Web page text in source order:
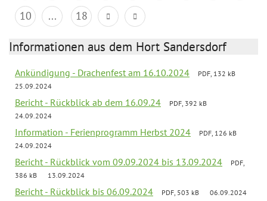
10
... 18
Informationen aus dem Hort Sandersdorf
Ankündigung - Drachenfest am 16.10.2024
PDF, 132 kB
25.09.2024
Bericht - Rückblick ab dem 16.09.24
PDF, 392 kB
24.09.2024
Information - Ferienprogramm Herbst 2024
PDF, 126 kB
24.09.2024
Bericht - Rückblick vom 09.09.2024 bis 13.09.2024
PDF,
386 kB
13.09.2024
Bericht - Rückblick bis 06.09.2024 PDF, 503 kB 06.09.2024